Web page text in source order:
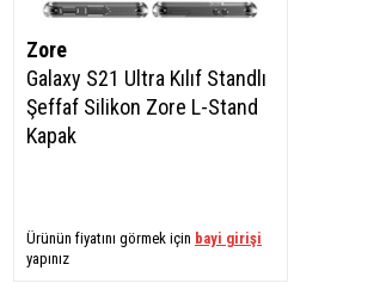
Zore
Galaxy S21 Ultra Kılıf Standlı
Şeffaf Silikon Zore L-Stand
Kapak
Ürünün fiyatını görmek için bayi girişi
yapınız